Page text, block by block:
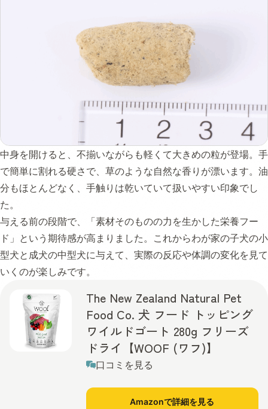
中身を開けると、不揃いながらも軽くて大きめの粒が登場。手
で簡単に割れる硬さで、草のような自然な香りが漂います。油
分もほとんどなく、手触りは乾いていて扱いやすい印象でし
た。
与える前の段階で、「素材そのものの力を生かした栄養フー
ド」という期待感が高まりました。これからわが家の子犬の小
型犬と成犬の中型犬に与えて、実際の反応や体調の変化を見て
いくのが楽しみです。
The New Zealand Natural Pet
Food Co. 犬 フード トッピング
ワイルドゴート 280g フリーズ
ドライ【WOOF (ワフ)】
口コミを見る
Amazonで詳細を見る